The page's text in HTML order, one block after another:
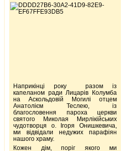
Наприкінці року разом із
капеланом ради Лицарів Колумба
на Аскольдовій Могилі отцем
Анатолієм Теслею, із
благословення пароха церкви
святого Миколая Мирлікійських
чудотворця о. Ігоря Онишкевича,
ми відвідали недужих парафіян
нашого храму.
Кожен дім, поріг якого ми